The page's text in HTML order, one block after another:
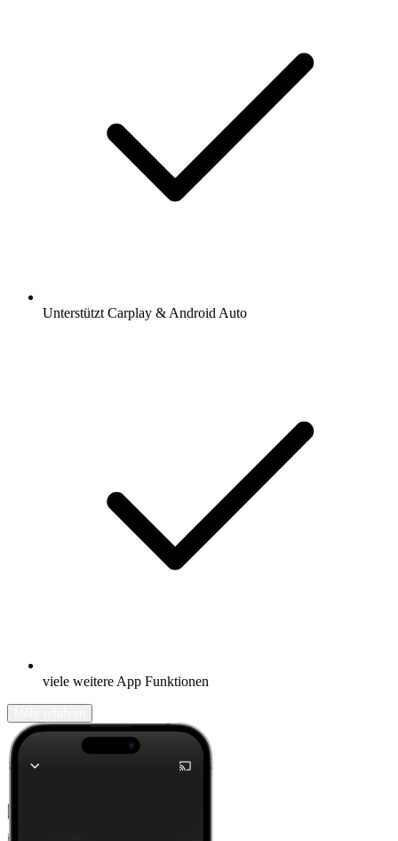
Unterstützt Carplay & Android Auto
viele weitere App Funktionen